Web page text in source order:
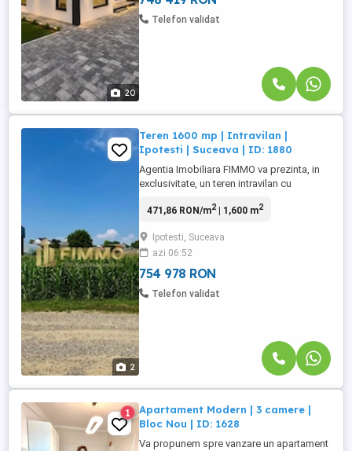
20
Telefon validat
2
Teren 1600 mp | Intravilan |
Ipotesti | Suceava | ID: 1880
Agentia Imobiliara FIMMO va prezinta, in
exclusivitate, un teren intravilan cu
Ipotesti, la doar 300 de metri de Primarie,
cu acces facil catre principalele puncte de
interes. Aceasta proprietate reprezinta o
oportunitate ...
471,86 RON/m2| 1,600 m2
Ipotesti, Suceava
azi 06:52
754 978 RON
Telefon validat
1
Apartament Modern | 3 camere |
Bloc Nou | ID: 1628
Va propunem spre vanzare un apartament